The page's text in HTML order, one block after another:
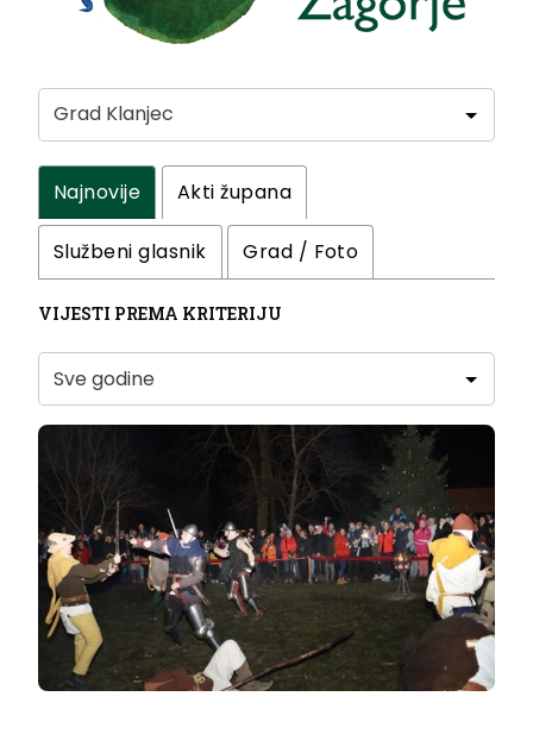
Najnovije Akti župana
Službeni glasnik Grad / Foto
VIJESTI PREMA KRITERIJU